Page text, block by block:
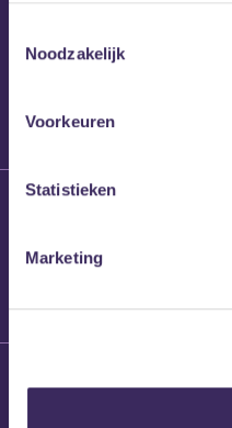
Noodzakelijk
Voorkeuren
Statistieken
Marketing